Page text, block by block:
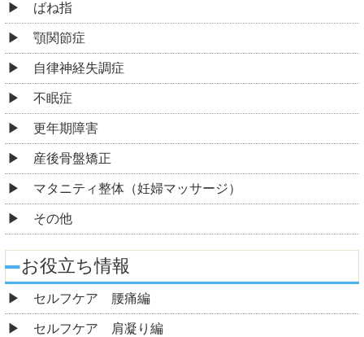
ばね指
顎関節症
自律神経失調症
不眠症
更年期障害
産後骨盤矯正
マタニティ整体（妊婦マッサージ）
その他
お役立ち情報
セルフケア 腰痛編
セルフケア 肩凝り編